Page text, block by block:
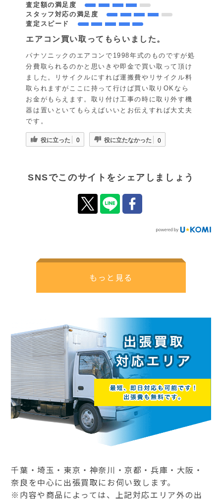
査定額の満足度
スタッフ対応の満足度
査定スピード
エアコン買い取ってもらいました。
パナソニックのエアコンで1998年式のものですが処
分費取られるのかと思いきや即金で買い取って頂け
ました。リサイクルにすれば運搬費やリサイクル料
取られますがここに持って行けば買い取りOKなら
お金がもらえます。取り付け工事の時に取り外す機
器は置いといてもらえばいいとお伝えすれば大丈夫
です。
役に立った 0 役に立たなかった 0
SNSでこのサイトをシェアしましょう
もっと見る
千葉・埼玉・東京・神奈川・京都・兵庫・大阪・
奈良を中心に出張買取にお伺い致します。
※内容や商品によっては、上記対応エリア外の出